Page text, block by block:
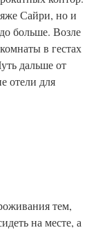
Сайри, но и
больше. Возле
в гестах
дальше от
отели для
тем,
на месте, а